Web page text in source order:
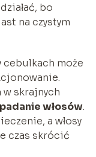
bo
na czystym
cebulkach może
w skrajnych
włosów.
a włosy
czas skrócić